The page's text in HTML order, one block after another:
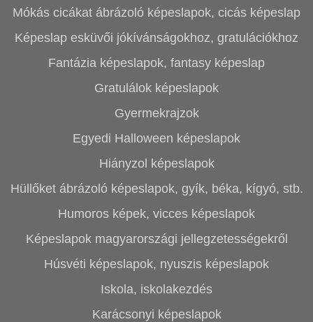
Mókás cicákat ábrázoló képeslapok, cicás képeslap
Képeslap esküvői jókívánságokhoz, gratulációkhoz
Fantázia képeslapok, fantasy képeslap
Gratulálok képeslapok
Gyermekrajzok
Egyedi Halloween képeslapok
Hiányzol képeslapok
Hüllőket ábrázoló képeslapok, gyík, béka, kígyó, stb.
Humoros képek, vicces képeslapok
Képeslapok magyarországi jellegzetességekről
Húsvéti képeslapok, nyuszis képeslapok
Iskola, iskolakezdés
Karácsonyi képeslapok